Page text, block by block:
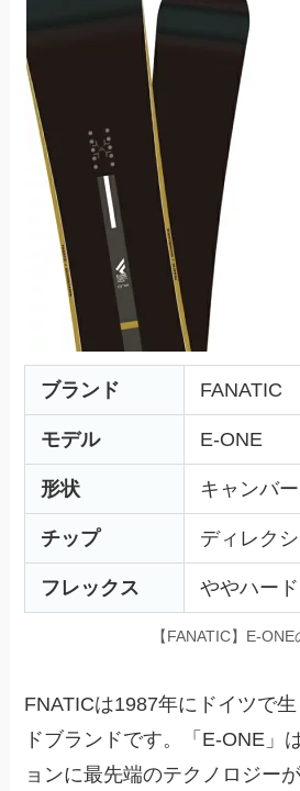
ブランド FANATIC
モデル E-ONE
形状 キャンバー
チップ ディレク
フレックス ややハー
【FANATIC】E-ONE
FNATICは1987年にドイツで
ドブランドです。「E-ONE」
ョンに最先端のテクノロジー